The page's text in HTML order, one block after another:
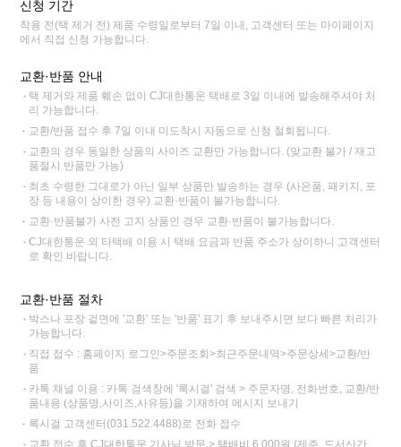
신청 기간
착용 전(택 제거 전) 제품 수령일로부터 7일 이내, 고객센터 또는 마이페이지
에서 직접 신청 가능합니다.
교환·반품 안내
택 제거와 제품 훼손 없이 CJ대한통운 택배로 3일 이내에 발송해주셔야 처
리 가능합니다.
교환/반품 접수 후 7일 이내 미도착시 자동으로 신청 철회됩니다.
교환의 경우 동일한 상품의 사이즈 교환만 가능합니다. (맞교환 불가 / 재고
품절시 반품만 가능)
최초 수령한 그대로가 아닌 일부 상품만 발송하는 경우 (사은품, 패키지, 포
장 등 내용이 상이한 경우) 교환·반품이 불가능합니다.
교환·반품불가 사전 고지 상품인 경우 교환·반품이 불가능합니다.
CJ대한통운 외 타택배 이용 시 택배 요금과 반품 주소가 상이하니 고객센터
로 확인 바랍니다.
교환·반품 절차
박스나 포장 겉면에 '교환' 또는 '반품' 표기 후 보내주시면 보다 빠른 처리가
가능합니다.
직접 접수 : 홈페이지 로그인>주문조회>최근주문내역>주문상세>교환/반
품
카톡 채널 이용 : 카톡 검색창에 '록시걸' 검색 > 주문자명, 전화번호, 교환/반
품내용 (상품명,사이즈,사유등)을 기재하여 메시지 보내기
록시걸 고객센터(031.522.4488)로 전화 접수